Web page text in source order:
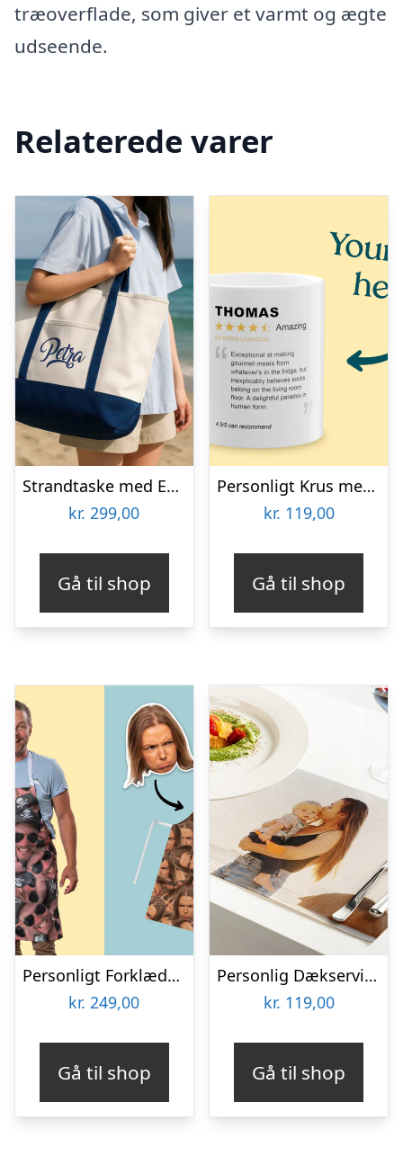
træoverflade, som giver et varmt og ægte
udseende.
Relaterede varer
Strandtaske med Eget Design
kr. 299,00
Gå til shop
Personligt Krus med Positiv Bedømmelse
kr. 119,00
Gå til shop
Personligt Forklæde med Billede – Multiface
kr. 249,00
Gå til shop
Personlig Dækserviet med Billede
kr. 119,00
Gå til shop